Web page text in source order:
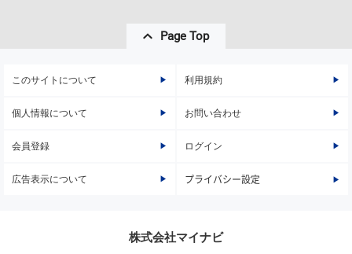
Page Top
このサイトについて 利用規約
個人情報について お問い合わせ
会員登録 ログイン
広告表示について プライバシー設定
株式会社マイナビ